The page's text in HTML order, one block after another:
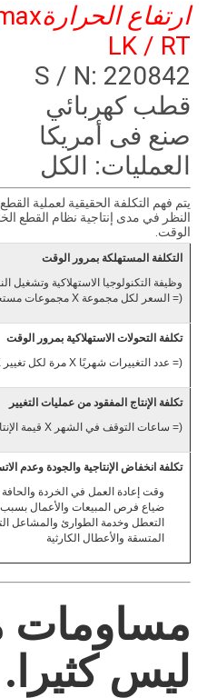
ارتفاع الحرارة
LK / RT
S / N: 220842
قطب كهربائي
صنع فى أمريكا
العمليات: الكل
يتم فهم التكلفة الحقيقية لعملية
النظر في مدى إنتاجية نظام القطع
الوقت.
التكلفة المستهلكة بمرور الوقت
وظيفة التكنولوجيا الاستهلاكية وتشغيل
(= السعر لكل مجموعة X مجموعات مستخدمة شهريًا)
تكلفة التحولات الاستهلاكية بمرور الوقت
(= عدد التغييرات شهريًا X مرة لكل تغيير X معدل العمالة والنفقات العامة)
تكلفة الإنتاج المفقود من عمليات التغيير
(= ساعات التوقف في الشهر X قيمة الإنتاج في الساعة)
تكلفة انخفاض الإنتاجية والجودة وعدم
وقت إعادة العمل في الخردة
ضياع فرص المبيعات والأعمال بسبب
التعطل وخدمة الطوارئ والمشاعل
المتسقة والأعطال الكارثية
مساومات
ليس كثيرا.